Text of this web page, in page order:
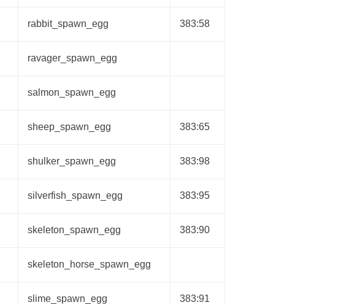
rabbit_spawn_egg 383:58
ravager_spawn_egg
salmon_spawn_egg
sheep_spawn_egg 383:65
shulker_spawn_egg 383:98
silverfish_spawn_egg 383:95
skeleton_spawn_egg 383:90
skeleton_horse_spawn_egg
slime_spawn_egg 383:91